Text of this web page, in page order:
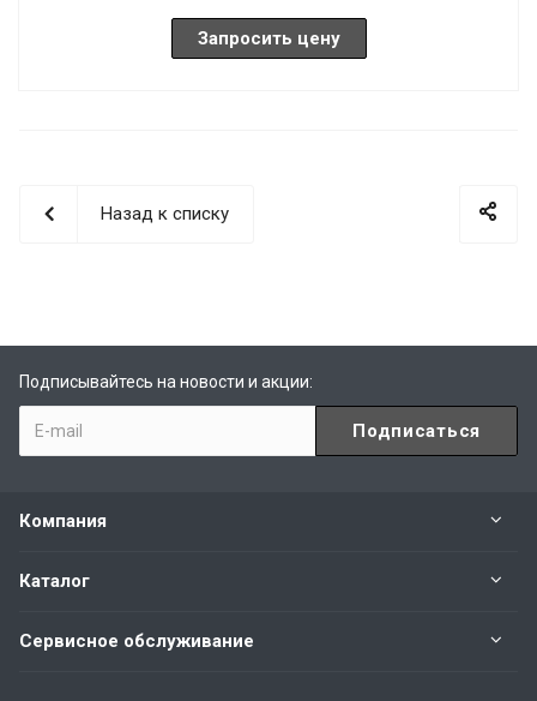
Запросить цену
Назад к списку
Подписывайтесь на новости и акции:
Компания
Каталог
Сервисное обслуживание